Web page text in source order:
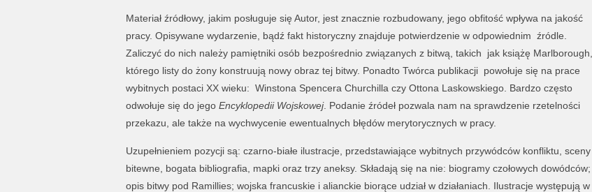
Materiał źródłowy, jakim posługuje się Autor, jest znacznie rozbudowany, jego obfitość wpływa na jakość
pracy. Opisywane wydarzenie, bądź fakt historyczny znajduje potwierdzenie w odpowiednim źródle.
Zaliczyć do nich należy pamiętniki osób bezpośrednio związanych z bitwą, takich jak książę Marlborough,
którego listy do żony konstruują nowy obraz tej bitwy. Ponadto Twórca publikacji powołuje się na prace
wybitnych postaci XX wieku: Winstona Spencera Churchilla czy Ottona Laskowskiego. Bardzo często
odwołuje się do jego Encyklopedii Wojskowej. Podanie źródeł pozwala nam na sprawdzenie rzetelności
przekazu, ale także na wychwycenie ewentualnych błędów merytorycznych w pracy.
Uzupełnieniem pozycji są: czarno-białe ilustracje, przedstawiające wybitnych przywódców konfliktu, sceny
bitewne, bogata bibliografia, mapki oraz trzy aneksy. Składają się na nie: biogramy czołowych dowódców;
opis bitwy pod Ramillies; wojska francuskie i alianckie biorące udział w działaniach. Ilustracje występują w